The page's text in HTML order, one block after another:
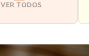
VER TODOS